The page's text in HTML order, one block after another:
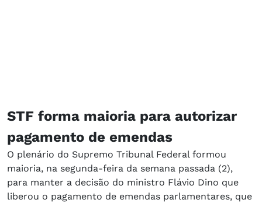
STF forma maioria para autorizar
pagamento de emendas
O plenário do Supremo Tribunal Federal formou
maioria, na segunda-feira da semana passada (2),
para manter a decisão do ministro Flávio Dino que
liberou o pagamento de emendas parlamentares, que